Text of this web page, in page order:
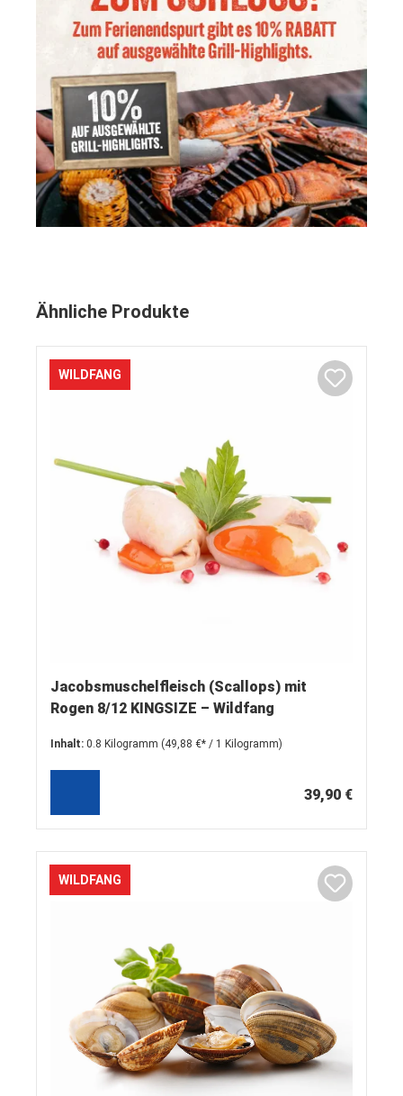
Ähnliche Produkte
WILDFANG
Jacobsmuschelfleisch (Scallops) mit
Rogen 8/12 KINGSIZE – Wildfang
Inhalt: 0.8 Kilogramm (49,88 €* / 1 Kilogramm)
39,90 €
WILDFANG